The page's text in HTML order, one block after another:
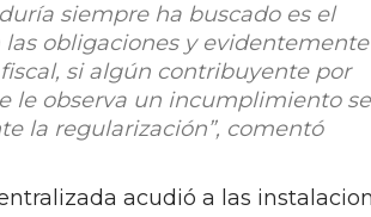
siempre ha buscado es el
obligaciones y evidentemente
si algún contribuyente por
le observa un incumplimiento se
la regularización”, comentó
acudió a las